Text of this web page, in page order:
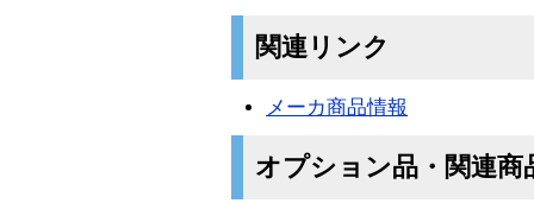
関連リンク
メーカ商品情報
オプション品・関連商